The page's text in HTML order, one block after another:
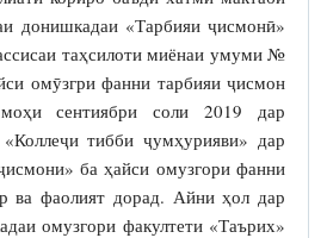
донишкадаи «Тарбияи ҷисмонӣ»
таҳсилоти миёнаи умуми №
омӯзгри фанни тарбияи ҷисмон
сентиябри соли 2019 дар
тибби ҷумҳурияви» дар
ба ҳайси омузгори фанни
ва фаолият дорад. Айни ҳол дар
омузгори факултети «Таърих»